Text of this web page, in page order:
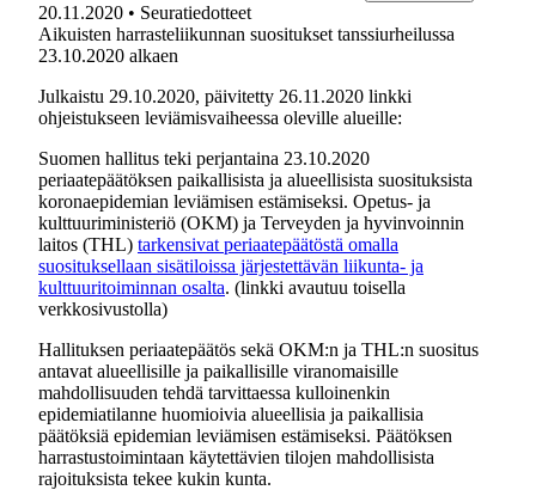
20.11.2020 • Seuratiedotteet
Aikuisten harrasteliikunnan suositukset tanssiurheilussa
23.10.2020 alkaen
Julkaistu 29.10.2020, päivitetty 26.11.2020 linkki
ohjeistukseen leviämisvaiheessa oleville alueille:
Suomen hallitus teki perjantaina 23.10.2020
periaatepäätöksen paikallisista ja alueellisista suosituksista
koronaepidemian leviämisen estämiseksi. Opetus- ja
kulttuuriministeriö (OKM) ja Terveyden ja hyvinvoinnin
laitos (THL) tarkensivat periaatepäätöstä omalla
suosituksellaan sisätiloissa järjestettävän liikunta- ja
kulttuuritoiminnan osalta. (linkki avautuu toisella
verkkosivustolla)
Hallituksen periaatepäätös sekä OKM:n ja THL:n suositus
antavat alueellisille ja paikallisille viranomaisille
mahdollisuuden tehdä tarvittaessa kulloinenkin
epidemiatilanne huomioivia alueellisia ja paikallisia
päätöksiä epidemian leviämisen estämiseksi. Päätöksen
harrastustoimintaan käytettävien tilojen mahdollisista
rajoituksista tekee kukin kunta.